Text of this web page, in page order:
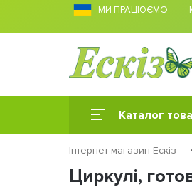
МИ ПРАЦЮЄМО
Каталог
Інтернет-магазин Ескіз
Циркулі,